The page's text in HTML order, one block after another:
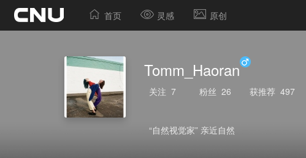
首页 灵感 原创
Tomm_Haoran
关注 7 粉丝 26 获推荐 497
“自然视觉家” 亲近自然